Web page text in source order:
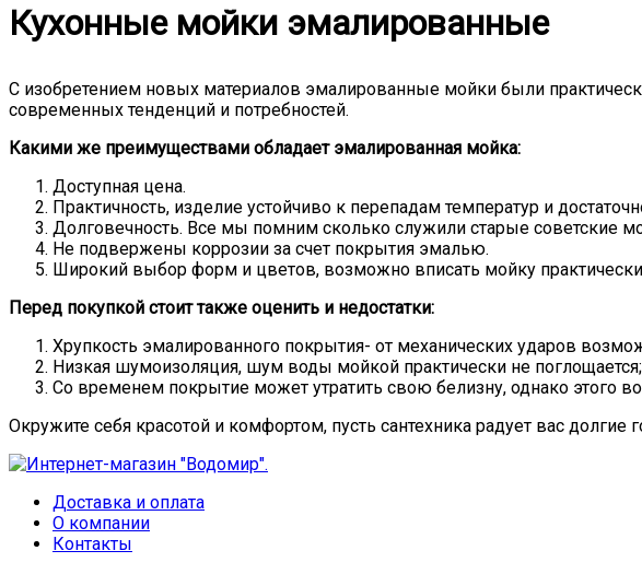
Кухонные мойки эмалированные
С изобретением новых материалов эмалированные мойки были
современных тенденций и потребностей.
Какими же преимуществами обладает эмалированная мойка:
Доступная цена.
Практичность, изделие устойчиво к перепадам температур и
Долговечность. Все мы помним сколько служили старые советские
Не подвержены коррозии за счет покрытия эмалью.
Широкий выбор форм и цветов, возможно вписать мойку
Перед покупкой стоит также оценить и недостатки:
Хрупкость эмалированного покрытия- от механических ударов
Низкая шумоизоляция, шум воды мойкой практически не поглощается;
Со временем покрытие может утратить свою белизну, однако этого
Окружите себя красотой и комфортом, пусть сантехника радует вас
Доставка и оплата
О компании
Контакты